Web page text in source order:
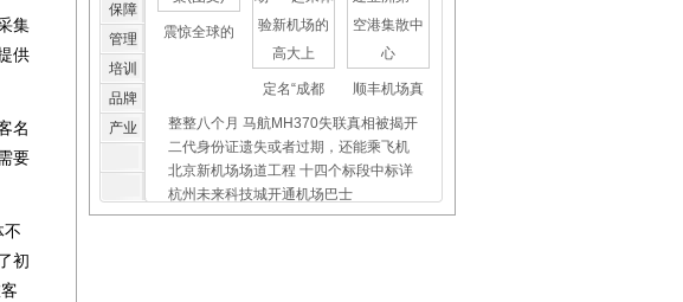
集
供
名
要
初
保障
管理
培训
品牌
产业
震惊全球的
定名“成都 顺丰机场真
整整八个月 马航MH370失联真相被揭开
二代身份证遗失或者过期，还能乘飞机
北京新机场场道工程 十四个标段中标详
杭州未来科技城开通机场巴士
上海虹桥、浦东机场外币兑换点位置介